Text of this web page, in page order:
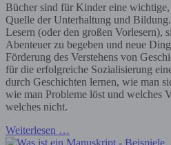
Bücher sind für Kinder eine
Quelle der Unterhaltung und
Lesern (oder den großen Vorlesern),
Abenteuer zu begeben und neue
Förderung des Verstehens von
für die erfolgreiche Sozialisierung
durch Geschichten lernen, wie man
wie man Probleme löst und welches
welches nicht.
Weiterlesen …